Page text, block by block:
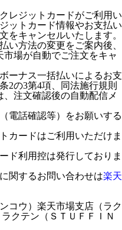
レジットカードがご利用い
ットカード情報やお支払い
をキャンセルいたします。
い方法の変更をご案内後、
場が自動でご注文をキャ
ーナス一括払いによるお支
2の3第4項、同法施行規則
注文確認後の自動配信メ
電話確認等）をお願いする
カードはご利用いただけま
ド利用控は発行しておりま
関するお問い合わせは楽天
コウ）楽天市場支店（ラク
クテン（ＳＴＵＦＦＩＮ